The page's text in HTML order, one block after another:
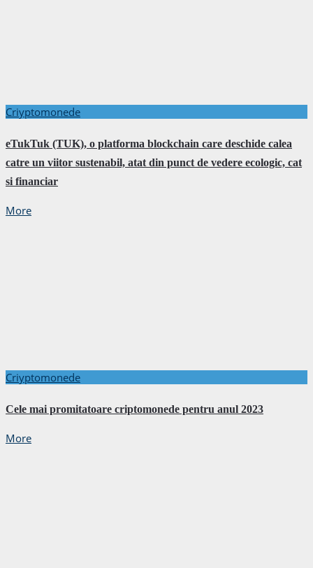
Criyptomonede
eTukTuk (TUK), o platforma blockchain care deschide calea
catre un viitor sustenabil, atat din punct de vedere ecologic, cat
si financiar
More
Criyptomonede
Cele mai promitatoare criptomonede pentru anul 2023
More